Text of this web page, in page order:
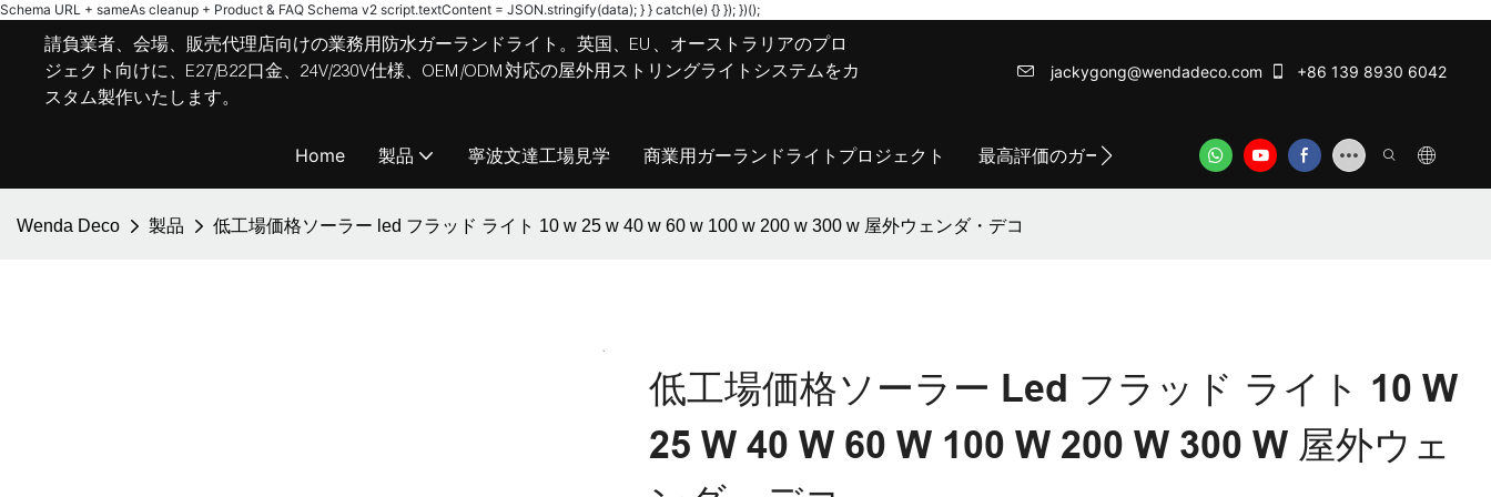
Schema URL + sameAs cleanup + Product & FAQ Schema v2 script.textContent = JSON.stringify(data); } } catch(e) {} }); })();
請負業者、会場、販売代理店向けの業務用防水ガーランドライト。英国、EU、オーストラリアのプロ
ジェクト向けに、E27/B22口金、24V/230V仕様、OEM/ODM対応の屋外用ストリングライトシステムをカ
スタム製作いたします。
jackygong@wendadeco.com​​​​​​​ +86 139 8930 6042
Home 製品 寧波文達工場見学 商業用ガーランドライトプロジェクト 最高評価のガーランドライト ODM/OEM SERVICE
Wenda Deco 製品 低工場価格ソーラー led フラッド ライト 10 w 25 w 40 w 60 w 100 w 200 w 300 w 屋外ウェンダ・デコ
低工場価格ソーラー Led フラッド ライト 10 W
25 W 40 W 60 W 100 W 200 W 300 W 屋外ウェ